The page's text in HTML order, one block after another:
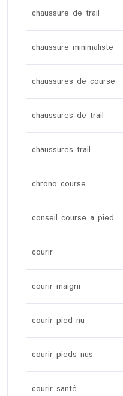
chaussure de trail
chaussure minimaliste
chaussures de course
chaussures de trail
chaussures trail
chrono course
conseil course a pied
courir
courir maigrir
courir pied nu
courir pieds nus
courir santé